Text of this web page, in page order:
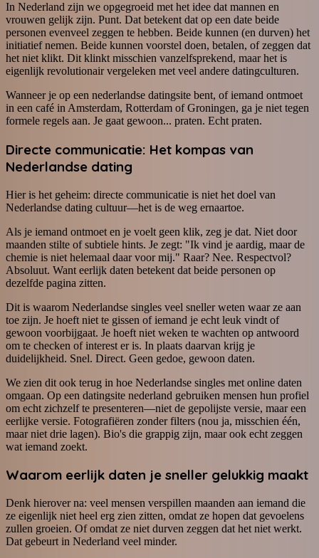
In Nederland zijn we opgegroeid met het idee dat mannen en
vrouwen gelijk zijn. Punt. Dat betekent dat op een date beide
personen evenveel zeggen te hebben. Beide kunnen (en durven) het
initiatief nemen. Beide kunnen voorstel doen, betalen, of zeggen dat
het niet klikt. Dit klinkt misschien vanzelfsprekend, maar het is
eigenlijk revolutionair vergeleken met veel andere datingculturen.
Wanneer je op een nederlandse datingsite bent, of iemand ontmoet
in een café in Amsterdam, Rotterdam of Groningen, ga je niet tegen
formele regels aan. Je gaat gewoon... praten. Echt praten.
Directe communicatie: Het kompas van
Nederlandse dating
Hier is het geheim: directe communicatie is niet het doel van
Nederlandse dating cultuur—het is de weg ernaartoe.
Als je iemand ontmoet en je voelt geen klik, zeg je dat. Niet door
maanden stilte of subtiele hints. Je zegt: "Ik vind je aardig, maar de
chemie is niet helemaal daar voor mij." Raar? Nee. Respectvol?
Absoluut. Want eerlijk daten betekent dat beide personen op
dezelfde pagina zitten.
Dit is waarom Nederlandse singles veel sneller weten waar ze aan
toe zijn. Je hoeft niet te gissen of iemand je echt leuk vindt of
gewoon voorbijgaat. Je hoeft niet weken te wachten op antwoord
om te checken of interest er is. In plaats daarvan krijg je
duidelijkheid. Snel. Direct. Geen gedoe, gewoon daten.
We zien dit ook terug in hoe Nederlandse singles met online daten
omgaan. Op een datingsite nederland gebruiken mensen hun profiel
om echt zichzelf te presenteren—niet de gepolijste versie, maar een
eerlijke versie. Fotografiëren zonder filters (nou ja, misschien één,
maar niet drie lagen). Bio's die grappig zijn, maar ook echt zeggen
wat iemand zoekt.
Waarom eerlijk daten je sneller gelukkig maakt
Denk hierover na: veel mensen verspillen maanden aan iemand die
ze eigenlijk niet heel erg zien zitten, omdat ze hopen dat gevoelens
zullen groeien. Of omdat ze niet durven zeggen dat het niet werkt.
Dat gebeurt in Nederland veel minder.